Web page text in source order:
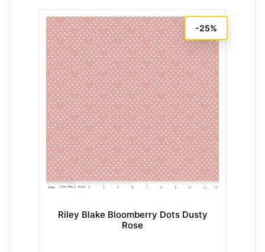
Riley Blake Bloomberry Dots Dusty
Rose
-25%